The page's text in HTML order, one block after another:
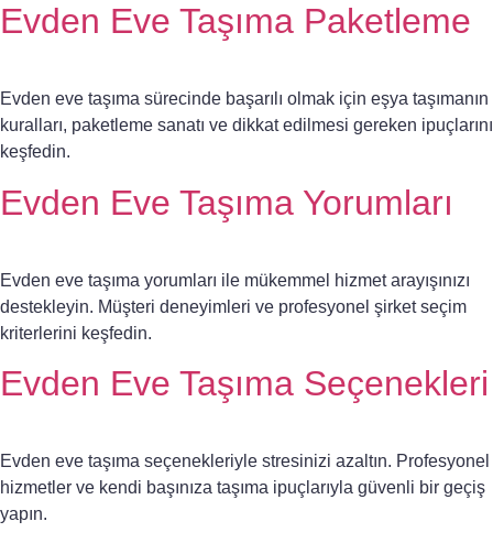
Evden Eve Taşıma Paketleme
Evden eve taşıma sürecinde başarılı olmak için eşya taşımanın
kuralları, paketleme sanatı ve dikkat edilmesi gereken ipuçlarını
keşfedin.
Evden Eve Taşıma Yorumları
Evden eve taşıma yorumları ile mükemmel hizmet arayışınızı
destekleyin. Müşteri deneyimleri ve profesyonel şirket seçim
kriterlerini keşfedin.
Evden Eve Taşıma Seçenekleri
Evden eve taşıma seçenekleriyle stresinizi azaltın. Profesyonel
hizmetler ve kendi başınıza taşıma ipuçlarıyla güvenli bir geçiş
yapın.